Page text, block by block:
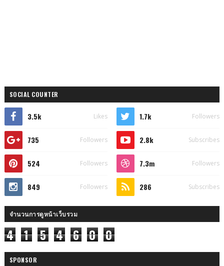
SOCIAL COUNTER
3.5k Likes 1.7k Followers
735 Followers 2.8k Subscribes
524 Followers 7.3m Followers
849 Followers 286 Subscribes
จำนวนการดูหน้าเว็บรวม
4 1 5 4 6 0 0
SPONSOR